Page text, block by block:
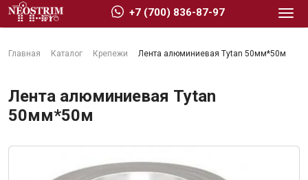
Главная Каталог Крепежи Лента алюминиевая Tytan 50мм*50м
Лента алюминиевая Tytan
50мм*50м
+7 (700) 836-87-97
Сухие строительные смеси